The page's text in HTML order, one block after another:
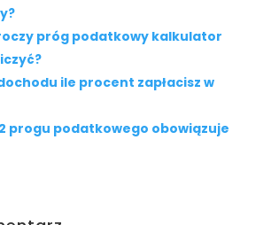
próg podatkowy kalkulator
ile procent zapłacisz w
progu podatkowego obowiązuje